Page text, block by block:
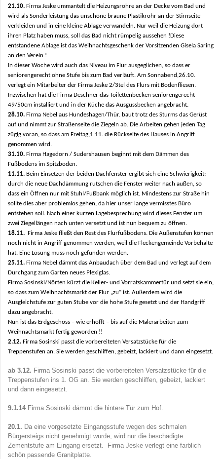
21.10. Firma Jeske ummantelt die Heizungsrohre an der Decke vom Bad und
wird als Sonderleistung das unschöne braune Plastikrohr an der Stirnseite
verkleiden und in eine kleine Ablage verwandeln. Nur weil die Heizung dort
ihren Platz haben muss, soll das Bad nicht rümpelig aussehen !Diese
entstandene Ablage ist das Weihnachtsgeschenk der Vorsitzenden Gisela Saring
an den Verein !
In dieser Woche wird auch das Niveau im Flur ausgeglichen, so dass er
seniorengerecht ohne Stufe bis zum Bad verläuft. Am Sonnabend,26.10.
verlegt ein Mitarbeiter der Firma Jeske 2/3tel des Flurs mit Bodenfliesen.
Inzwischen hat die Firma Deschner das Toilettenbecken seniorengerecht
49/50cm installiert und in der Küche das Ausgussbecken angebracht.
28.10. Firma Nebel aus Hundeshagen/Thür. baut trotz des Sturms das Gerüst
auf und nimmt zur Straßenseite die Ziegeln ab. Die Arbeiten gehen jeden Tag
zügig voran, so dass am Freitag,1.11. die Rückseite des Hauses in Angriff
genommen wird.
31.10. Firma Hagedorn / Sudershausen beginnt mit dem Dämmen des
Fußbodens im Spitzboden.
11.11. Beim Einsetzen der beiden Dachfenster ergibt sich eine Schwierigkeit:
durch die neue Dachdämmung rutschen die Fenster weiter nach außen, so
dass ein Öffnen nur mit Stuhl/Fußbank möglich ist. Mindestens zur Straße hin
sollte dies aber problemlos gehen, da hier unser lange vermisstes Büro
entstehen soll. Nach einer kurzen Lagebesprechung wird dieses Fenster um
zwei Ziegellängen nach unten versetzt und ist nun bequem zu öffnen.
18.11. Firma Jeske fließt den Rest des Flurfußbodens. Die Außenstufen können
noch nicht in Angriff genommen werden, weil die Fleckengemeinde Vorbehalte
hat. Eine Lösung muss noch gefunden werden.
25.11. Firma Nebel dämmt das Anbaudach über dem Bad und verlegt auf dem
Durchgang zum Garten neues Plexiglas.
Firma Sosinski/Nörten kürzt die Keller- und Vorratskammertür und setzt sie ein,
so dass zum Weihnachtsmarkt der Flur „zu“ ist. Außerdem wird die
Ausgleichstufe zur guten Stube vor die hohe Stufe gesetzt und der Handgriff
dazu angebracht.
Nun ist das Erdgeschoss – wie erhofft – bis auf die Malerarbeiten zum
Weihnachtsmarkt fertig geworden !!
2.12. Firma Sosinski passt die vorbereiteten Versatzstücke für die
Treppenstufen an. Sie werden geschliffen, gebeizt, lackiert und dann eingesetzt.
ab 3.12. Firma Sosinski passt die vorbereiteten Versatzstücke für die
Treppenstufen ins 1. OG an. Sie werden geschliffen, gebeizt, lackiert
und dann eingesetzt.
9.1.14 Firma Sosinski dämmt die hintere Tür zum Hof.
20.1. Da eine vorgesetzte Eingangsstufe wegen des schmalen
Bürgersteigs nicht genehmigt wurde, wird nur die beschädigte
Zementstufe am Eingang ersetzt. Firma Jeske verlegt eine farblich
schön passende Granitplatte.